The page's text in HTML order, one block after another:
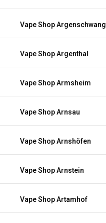
Vape Shop Argenschwang
Vape Shop Argenthal
Vape Shop Armsheim
Vape Shop Arnsau
Vape Shop Arnshöfen
Vape Shop Arnstein
Vape Shop Artamhof